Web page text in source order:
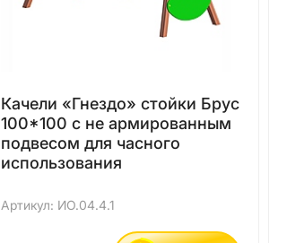
Качели «Гнездо» стойки Брус
100*100 с не армированным
подвесом для часного
использования
Артикул: ИО.04.4.1